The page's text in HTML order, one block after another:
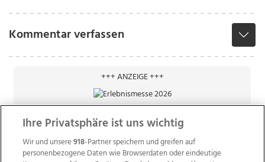
Kommentar verfassen
+++ ANZEIGE +++
Ihre Privatsphäre ist uns wichtig
Wir und unsere918-Partner speichern und greifen auf
personenbezogene Daten wie Browserdaten oder eindeutige